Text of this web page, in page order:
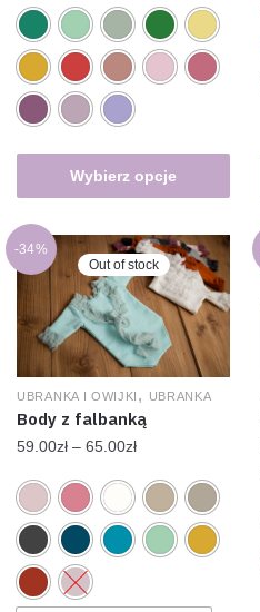
Wybierz opcje
Out of stock
-34%
UBRANKA I OWIJKI , UBRANKA
Body z falbanką
59.00zł – 65.00zł